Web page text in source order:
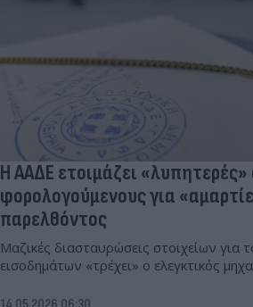
Η ΑΑΔΕ ετοιμάζει
φορολογούμενους για
παρελθόντος
Μαζικές διασταυρώσεις στοιχείων για
εισοδημάτων «τρέχει» ο ελεγκτικός